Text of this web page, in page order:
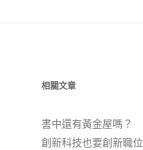
相關文章
書中還有黃金屋嗎？
創新科技也要創新職位